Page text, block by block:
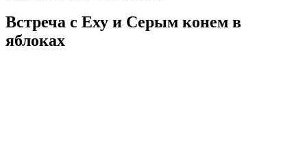
Встреча с Еху и Серым конем в
яблоках